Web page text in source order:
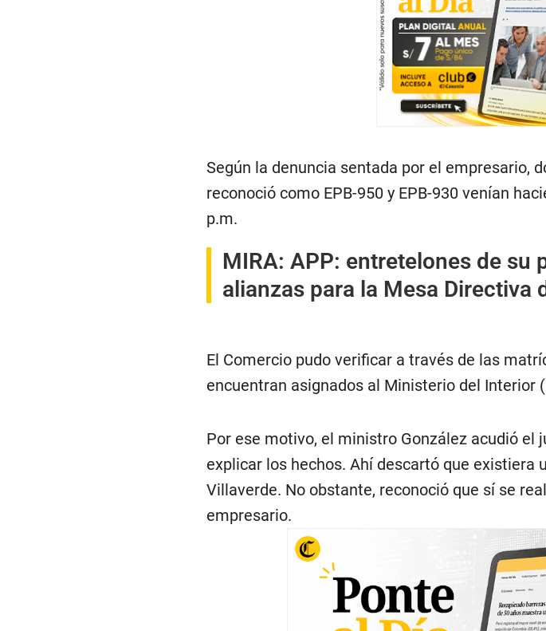
Según la denuncia sentada por el empresario,
reconoció como EPB-950 y EPB-930 venían
p.m.
MIRA: APP: entretelones de su
alianzas para la Mesa Directiva
El Comercio pudo verificar a través de las
encuentran asignados al Ministerio del Interior
Por ese motivo, el ministro González acudió el
explicar los hechos. Ahí descartó que existiera
Villaverde. No obstante, reconoció que sí se
empresario.